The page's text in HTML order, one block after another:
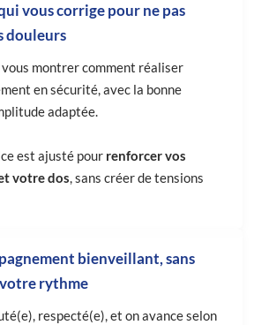
vous corrige pour ne pas
douleurs
montrer comment réaliser
en sécurité, avec la bonne
adaptée.
est ajusté pour renforcer vos
votre dos, sans créer de tensions
bienveillant, sans
rythme
respecté(e), et on avance selon